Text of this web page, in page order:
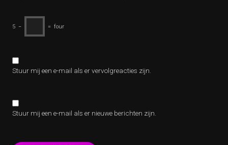
5 − = four
Stuur mij een e-mail als er vervolgreacties zijn.
Stuur mij een e-mail als er nieuwe berichten zijn.